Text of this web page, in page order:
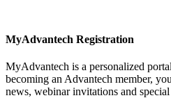
MyAdvantech Registration
MyAdvantech is a personalized
becoming an Advantech member,
news, webinar invitations and